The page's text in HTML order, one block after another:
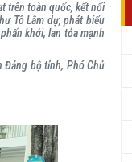
trên toàn quốc, kết nối
Tô Lâm dự, phát biểu
khởi, lan tỏa mạnh
Đảng bộ tỉnh, Phó Chủ